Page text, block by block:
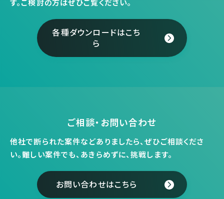
す。ご検討の方はぜひご覧ください。
各種ダウンロードはこち
ら
ご相談・お問い合わせ
他社で断られた案件などありましたら、ぜひご相談くださ
い。難しい案件でも、あきらめずに、挑戦します。
お問い合わせはこちら